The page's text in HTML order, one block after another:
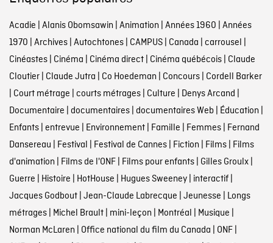
Acadie | Alanis Obomsawin | Animation | Années 1960 | Années
1970 | Archives| Autochtones| CAMPUS| Canada | carrousel |
Cinéastes| Cinéma | Cinéma direct| Cinéma québécois| Claude
Cloutier| Claude Jutra | Co Hoedeman | Concours| Cordell Barker
| Court métrage | courts métrages| Culture | Denys Arcand |
Documentaire | documentaires| documentaires Web | Éducation |
Enfants| entrevue | Environnement| Famille | Femmes| Fernand
Dansereau | Festival | Festival de Cannes| Fiction | Films| Films
d'animation | Films de l'ONF| Films pour enfants| Gilles Groulx|
Guerre | Histoire | HotHouse | Hugues Sweeney| interactif|
Jacques Godbout| Jean-Claude Labrecque | Jeunesse | Longs
métrages| Michel Brault| mini-leçon | Montréal | Musique |
Norman McLaren | Office national du film du Canada | ONF|